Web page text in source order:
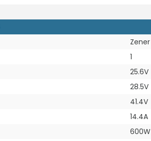
Zener
1
25.6V
28.5V
41.4V
14.4A
600W